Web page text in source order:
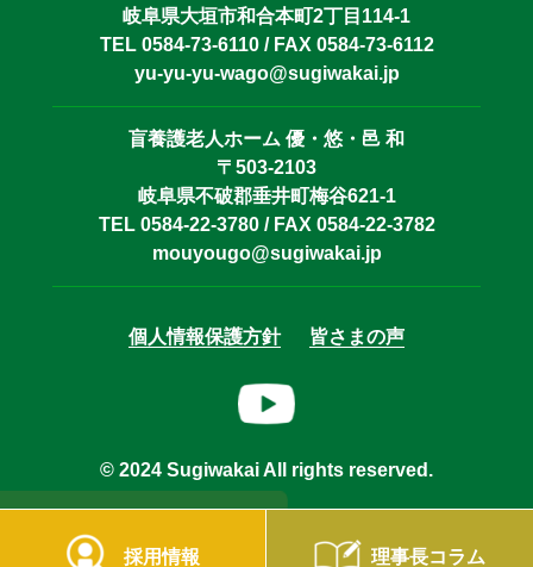
採用情報 理事長コラム
岐阜県大垣市和合本町2丁目114-1
TEL 0584-73-6110 / FAX 0584-73-6112
yu-yu-yu-wago@sugiwakai.jp
盲養護老人ホーム 優・悠・邑 和
〒503-2103
岐阜県不破郡垂井町梅谷621-1
TEL 0584-22-3780 / FAX 0584-22-3782
mouyougo@sugiwakai.jp
個人情報保護方針 皆さまの声
© 2024 Sugiwakai All rights reserved.